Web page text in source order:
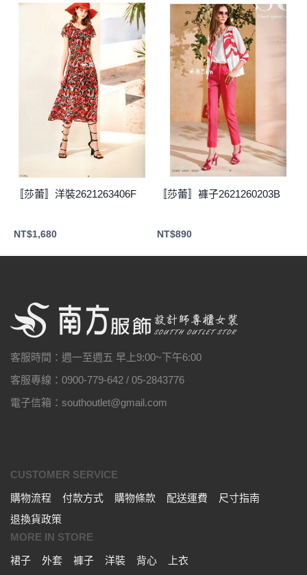
〚莎蕾〛洋裝2621263406F
NT$1,680
〚莎蕾〛褲子2621260203B
NT$890
客服時間：週一至週五 早上9:00~下午6:00
客服專線：0900-779-642 / 05-2843776
電子信箱：southoutlet@gmail.com
CUSTOMER SERVICE
購物流程
付款方式 購物條款 配送運費
尺寸指南
退換貨政策
MORE IN STORE
裙子
外套 褲子 洋裝 背心
上衣